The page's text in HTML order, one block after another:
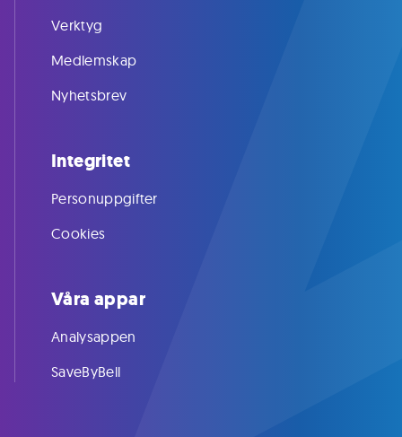
Verktyg
Medlemskap
Nyhetsbrev
Integritet
Personuppgifter
Cookies
Våra appar
Analysappen
SaveByBell